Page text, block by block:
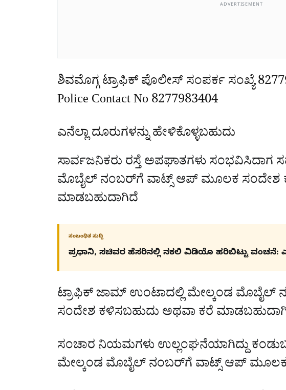
ADVERTISEMENT
ಶಿವಮೊಗ್ಗ ಟ್ರಾಫಿಕ್‌ ಪೊಲೀಸ್‌ ಸಂಪರ್ಕ ಸಂಖ್ಯೆ
Police Contact No 8277983404
ಎನೆಲ್ಲಾ ದೂರುಗಳನ್ನು ಹೇಳಿಕೊಳ್ಳಬಹುದು
ಸಾರ್ವಜನಿಕರು ರಸ್ತೆ ಅಪಘಾತಗಳು ಸಂಭವಿಸಿದಾಗ
ಮೊಬೈಲ್ ನಂಬರ್‌ಗೆ ವಾಟ್ಸ್ ಆಪ್ ಮೂಲಕ ಸಂದೇಶ
ಮಾಡಬಹುದಾಗಿದೆ
ಸಂಬಂಧಿತ ಸುದ್ದಿ
ಪ್ರಧಾನಿ, ಸಚಿವರ ಹೆಸರಿನಲ್ಲಿ ನಕಲಿ ವಿಡಿಯೊ ಹರಿಬಿಟ್ಟು
ಟ್ರಾಫಿಕ್ ಜಾಮ್ ಉಂಟಾದಲ್ಲಿ ಮೇಲ್ಕಂಡ ಮೊಬೈಲ್
ಸಂದೇಶ ಕಳಿಸಬಹುದು ಅಥವಾ ಕರೆ
ಸಂಚಾರ ನಿಯಮಗಳು ಉಲ್ಲಂಘನೆಯಾಗಿದ್ದು
ಮೇಲ್ಕಂಡ ಮೊಬೈಲ್ ನಂಬರ್‌ಗೆ ವಾಟ್ಸ್ ಆಪ್